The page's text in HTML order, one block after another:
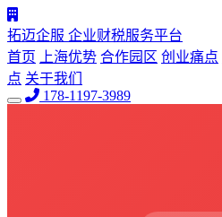
拓迈企服 企业财税服务平台
首页
上海优势 合作园区 创业痛点
点 关于我们
178-1197-3989